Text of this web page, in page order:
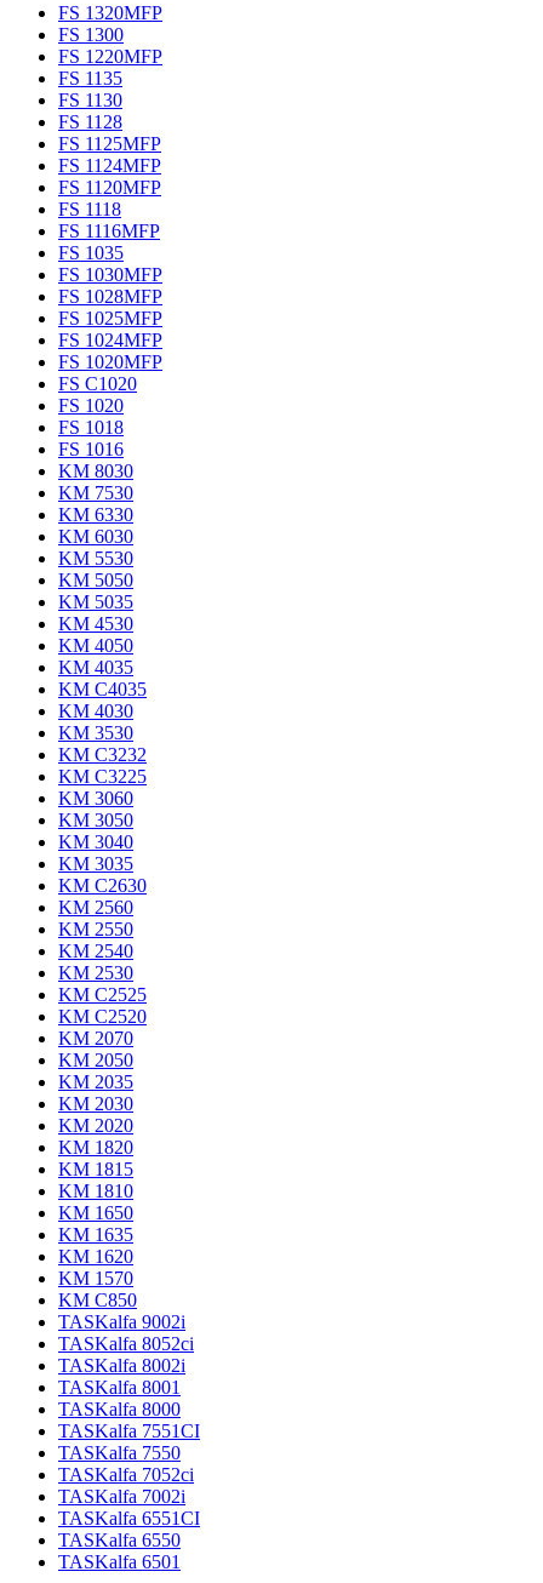
FS 1320MFP
FS 1300
FS 1220MFP
FS 1135
FS 1130
FS 1128
FS 1125MFP
FS 1124MFP
FS 1120MFP
FS 1118
FS 1116MFP
FS 1035
FS 1030MFP
FS 1028MFP
FS 1025MFP
FS 1024MFP
FS 1020MFP
FS C1020
FS 1020
FS 1018
FS 1016
KM 8030
KM 7530
KM 6330
KM 6030
KM 5530
KM 5050
KM 5035
KM 4530
KM 4050
KM 4035
KM C4035
KM 4030
KM 3530
KM C3232
KM C3225
KM 3060
KM 3050
KM 3040
KM 3035
KM C2630
KM 2560
KM 2550
KM 2540
KM 2530
KM C2525
KM C2520
KM 2070
KM 2050
KM 2035
KM 2030
KM 2020
KM 1820
KM 1815
KM 1810
KM 1650
KM 1635
KM 1620
KM 1570
KM C850
TASKalfa 9002i
TASKalfa 8052ci
TASKalfa 8002i
TASKalfa 8001
TASKalfa 8000
TASKalfa 7551CI
TASKalfa 7550
TASKalfa 7052ci
TASKalfa 7002i
TASKalfa 6551CI
TASKalfa 6550
TASKalfa 6501